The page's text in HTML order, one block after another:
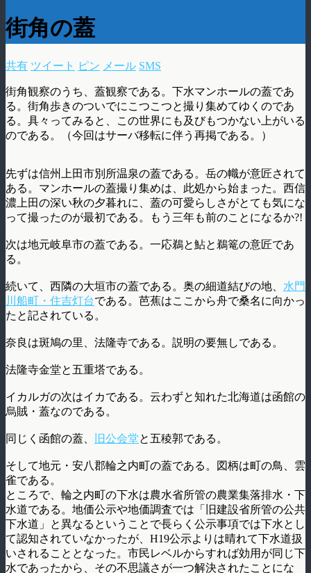
街角の蓋
共有 ツイート ピン メール SMS
街角観察のうち、蓋観察である。下水マンホールの蓋であ
る。街角歩きのついでにこつこつと撮り集めてゆくのであ
る。具々ってみると、この世界にも及びもつかない上がいる
のである。（今回はサーバ移転に伴う再掲である。）
先ずは信州上田市別所温泉の蓋である。岳の幟が意匠されて
ある。マンホールの蓋撮り集めは、此処から始まった。西信
濃上田の深い秋の夕暮れに、蓋の可愛らしさがとても気にな
って撮ったのが最初である。もう三年も前のことになるか?!
次は地元岐阜市の蓋である。一応鵜と鮎と鵜篭の意匠であ
る。
続いて、西隣の大垣市の蓋である。奥の細道結びの地、 水門
川船町・住吉灯台である。芭蕉はここから舟で桑名に向かっ
たと記されている。
奈良は斑鳩の里、法隆寺である。説明の要無しである。
法隆寺金堂と五重塔である。
イカルガの次はイカである。云わずと知れた北海道は函館の
烏賊・蓋なのである。
同じく函館の蓋、 旧公会堂と五稜郭である。
そして地元・安八郡輪之内町の蓋である。図柄は町の鳥、雲
雀である。
ところで、輪之内町の下水は農水省所管の農業集落排水・下
水道である。地価公示や地価調査では「旧建設省所管の公共
下水道」と異なるということで長らく公示事項では下水とし
て認知されていなかったが、H19公示よりは晴れて下水道扱
いされることとなった。市民レベルからすれば効用が同じ下
水であったから、その不思議さが一つ解決されたことにな